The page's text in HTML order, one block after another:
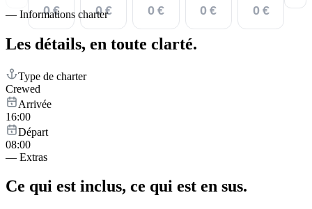
0 €
0 €
0 €
0 €
0 €
— Informations charter
Les détails, en toute clarté.
Type de charter
Crewed
Arrivée
16:00
Départ
08:00
— Extras
Ce qui est inclus, ce qui est en sus.